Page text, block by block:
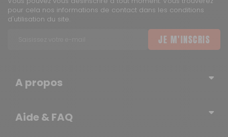
pour cela nos informations de contact dans les conditions
d'utilisation du site.
JE M'INSCRIS
A propos
Blog – l’actualité du Réseau
Aide & FAQ